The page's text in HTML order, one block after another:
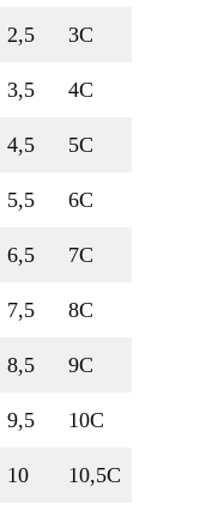
2,5 3C
3,5 4C
4,5 5C
5,5 6C
6,5 7C
7,5 8C
8,5 9C
9,5 10C
10 10,5C